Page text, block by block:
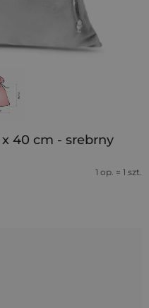
40 cm - srebrny
1 op. = 1 szt.